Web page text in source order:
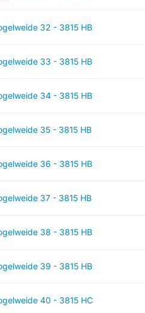
32 - 3815 HB
33 - 3815 HB
34 - 3815 HB
35 - 3815 HB
36 - 3815 HB
37 - 3815 HB
38 - 3815 HB
39 - 3815 HB
40 - 3815 HC